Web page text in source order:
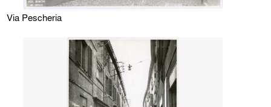
Via Pescheria